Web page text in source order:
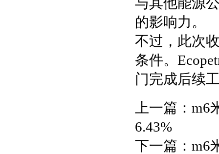
的影响力。
不过，此次
条件。
门完成后续
上一篇： m6
6.43%
下一篇： m6